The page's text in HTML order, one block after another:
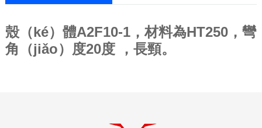
殼（ké）體A2F10-1，材料為HT250，彎
角（jiǎo）度20度 ，長頸。